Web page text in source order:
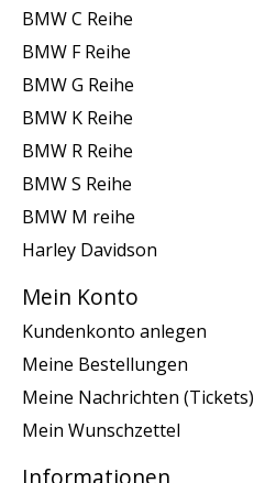
BMW C Reihe
BMW F Reihe
BMW G Reihe
BMW K Reihe
BMW R Reihe
BMW S Reihe
BMW M reihe
Harley Davidson
Mein Konto
Kundenkonto anlegen
Meine Bestellungen
Meine Nachrichten (Tickets)
Mein Wunschzettel